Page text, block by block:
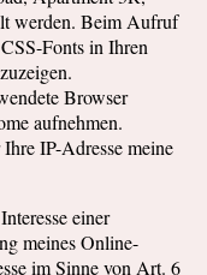
werden. Beim Aufruf
Fonts in Ihren
Browser
aufnehmen.
IP-Adresse meine
einer
meines Online-
im Sinne von Art. 6